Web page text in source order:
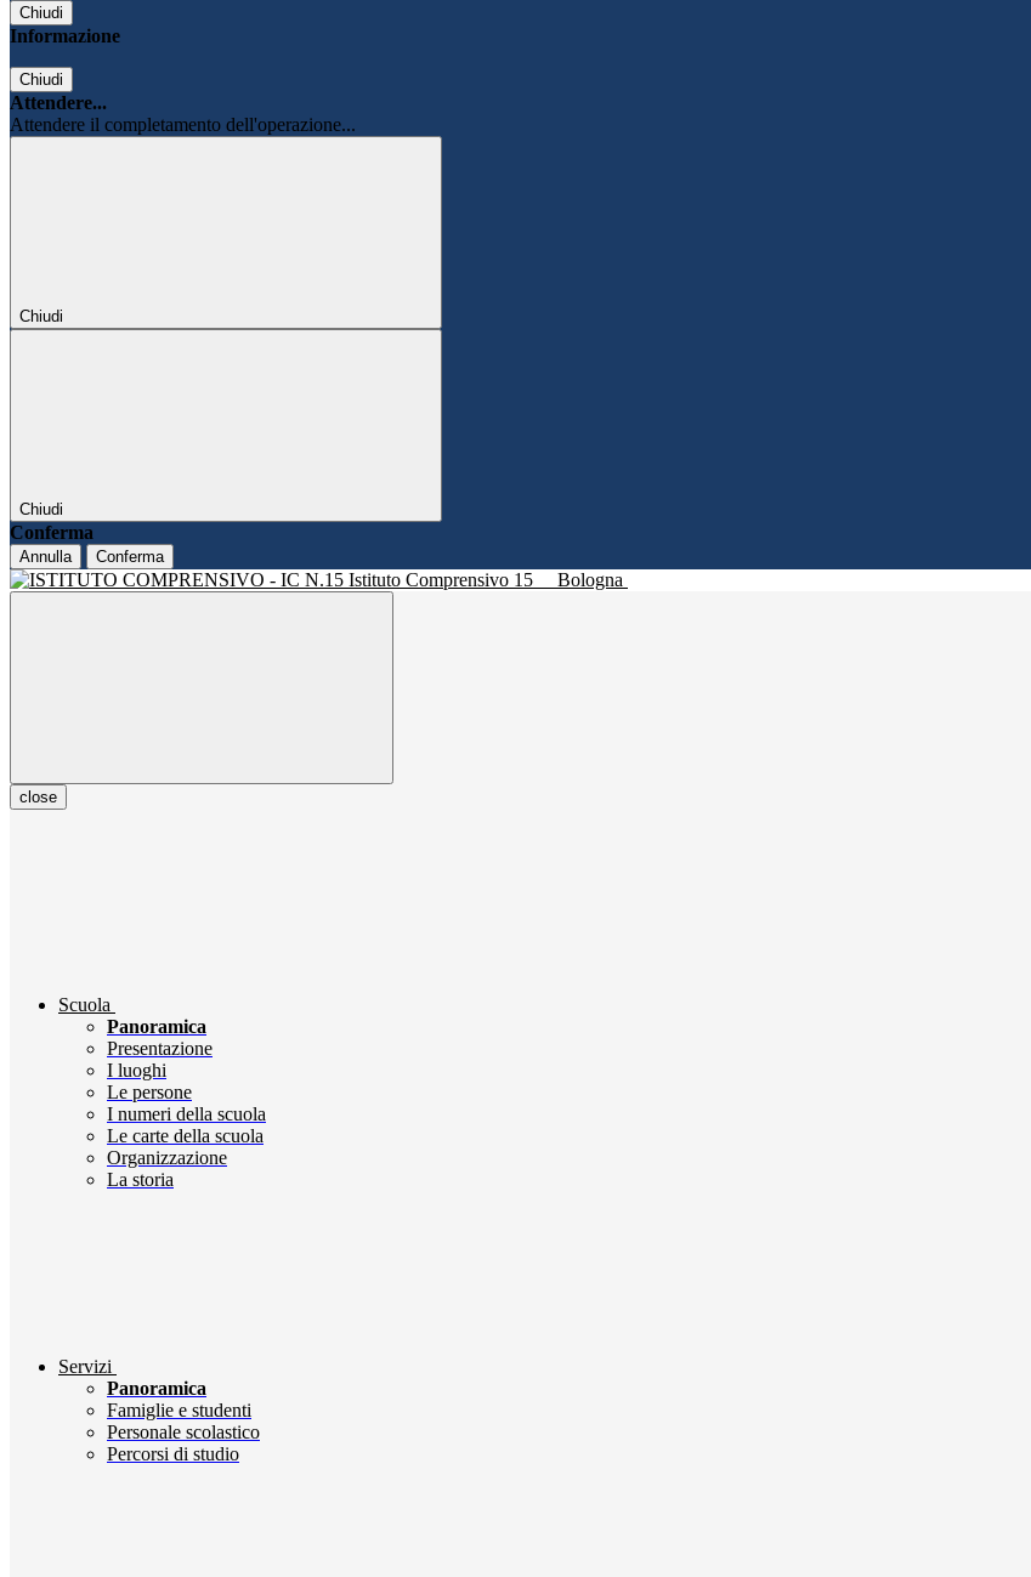
Chiudi
Informazione
Chiudi
Attendere...
Attendere il completamento dell'operazione...
Chiudi
Chiudi
Conferma
Annulla Conferma
Istituto Comprensivo 15 Bologna
close
Scuola
Panoramica
Presentazione
I luoghi
Le persone
I numeri della scuola
Le carte della scuola
Organizzazione
La storia
Servizi
Panoramica
Famiglie e studenti
Personale scolastico
Percorsi di studio